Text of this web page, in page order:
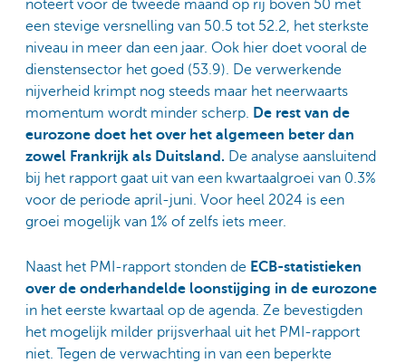
noteert voor de tweede maand op rij boven 50 met
een stevige versnelling van 50.5 tot 52.2, het sterkste
niveau in meer dan een jaar. Ook hier doet vooral de
dienstensector het goed (53.9). De verwerkende
nijverheid krimpt nog steeds maar het neerwaarts
momentum wordt minder scherp.
De rest van de
eurozone doet het over het algemeen beter dan
zowel Frankrijk als Duitsland. De analyse aansluitend
bij het rapport gaat uit van een kwartaalgroei van 0.3%
voor de periode april-juni. Voor heel 2024 is een
groei mogelijk van 1% of zelfs iets meer.
Naast het PMI-rapport stonden de ECB-statistieken
over de onderhandelde loonstijging in de eurozone
in het eerste kwartaal op de agenda. Ze bevestigden
het mogelijk milder prijsverhaal uit het PMI-rapport
niet. Tegen de verwachting in van een beperkte